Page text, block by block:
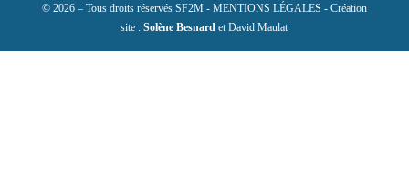
© 2026 – Tous droits réservés SF2M - MENTIONS LÉGALES - Création
site :Solène Besnard et David Maulat